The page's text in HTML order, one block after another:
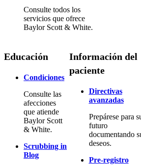
Consulte todos los
servicios que ofrece
Baylor Scott & White.
Educación
Condiciones
Consulte las
afecciones
que atiende
Baylor Scott
& White.
Scrubbing in
Blog
Información del
paciente
Directivas
avanzadas
Prepárese para
futuro
documentando
deseos.
Pre-registro